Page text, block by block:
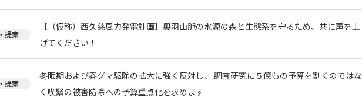
提案
【（仮称）西久慈風力発電計画】奥羽山脈の水源の森と生態系を守るため、共に声を上
げてください！
提案
冬眠期および春グマ駆除の拡大に強く反対し、 調査研究に５億もの予算を割くのではな
く喫緊の被害防除への予算重点化を求めます